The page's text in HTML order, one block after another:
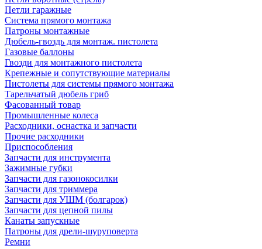
Петли гаражные
Система прямого монтажа
Патроны монтажные
Дюбель-гвоздь для монтаж. пистолета
Газовые баллоны
Гвозди для монтажного пистолета
Крепежные и сопутствующие материалы
Пистолеты для системы прямого монтажа
Тарельчатый дюбель гриб
Фасованный товар
Промышленные колеса
Расходники, оснастка и запчасти
Прочие расходники
Приспособления
Запчасти для инструмента
Зажимные губки
Запчасти для газонокосилки
Запчасти для триммера
Запчасти для УШМ (болгарок)
Запчасти для цепной пилы
Канаты запускные
Патроны для дрели-шуруповерта
Ремни